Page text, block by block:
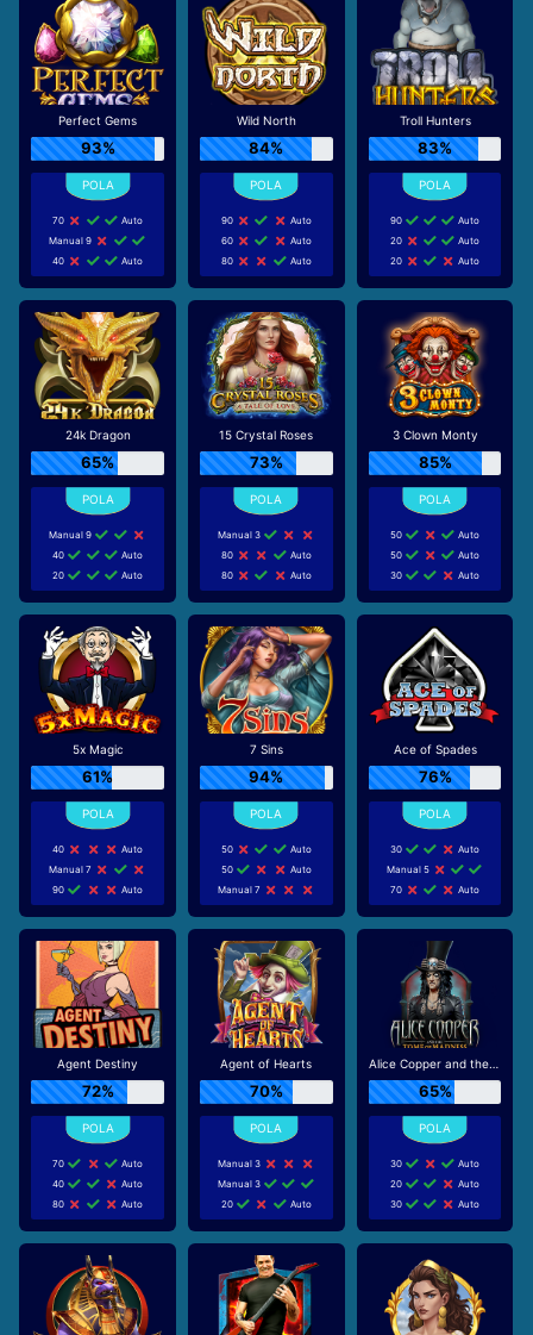
Perfect Gems
93%
70
Auto
Manual 9
40
Auto
Wild North
84%
90
Auto
60
Auto
80
Auto
Troll Hunters
83%
90
Auto
20
Auto
20
Auto
24k Dragon
65%
Manual 9
40
Auto
20
Auto
15 Crystal Roses
73%
Manual 3
80
Auto
80
Auto
3 Clown Monty
85%
50
Auto
50
Auto
30
Auto
5x Magic
61%
40
Auto
Manual 7
90
Auto
7 Sins
94%
50
Auto
50
Auto
Manual 7
Ace of Spades
76%
30
Auto
Manual 5
70
Auto
Agent Destiny
72%
70
Auto
40
Auto
80
Auto
Agent of Hearts
70%
Manual 3
Manual 3
20
Auto
Alice Copper and the Tome of Madness
65%
30
Auto
20
Auto
30
Auto